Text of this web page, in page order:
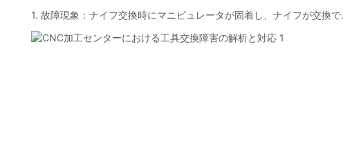
1. 故障現象：ナイフ交換時にマニピュレータが固着し、ナイフが交換